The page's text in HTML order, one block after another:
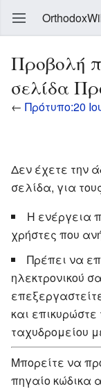
Προβολή
σελίδα
← Πρότυπο:20
Δεν έχετε την
σελίδα, για
Η ενέργεια
χρήστες που
Πρέπει να
ηλεκτρονικού
και επικυρώστε
ταχυδρομείου
Μπορείτε να
πηγαίο κώδικα